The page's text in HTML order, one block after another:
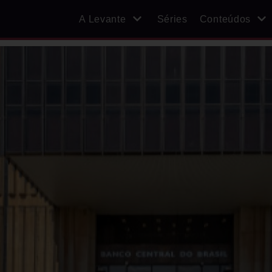
A Levante Séries Conteúdos